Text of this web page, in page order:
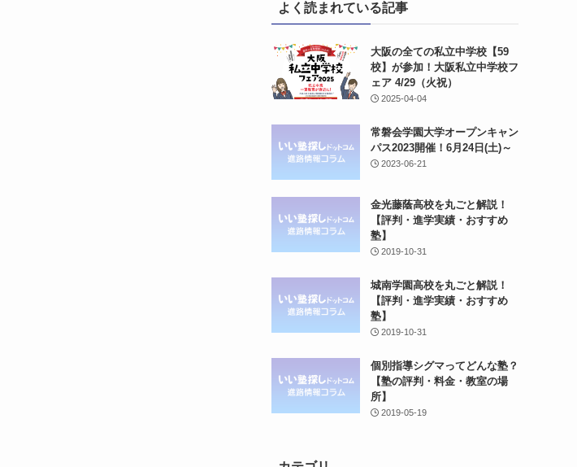
よく読まれている記事
大阪の全ての私立中学校【59
校】が参加！大阪私立中学校フ
ェア 4/29（火祝）
2025-04-04
常磐会学園大学オープンキャン
パス2023開催！6月24日(土)～
2023-06-21
金光藤蔭高校を丸ごと解説！
【評判・進学実績・おすすめ
塾】
2019-10-31
城南学園高校を丸ごと解説！
【評判・進学実績・おすすめ
塾】
2019-10-31
個別指導シグマってどんな塾？
【塾の評判・料金・教室の場
所】
2019-05-19